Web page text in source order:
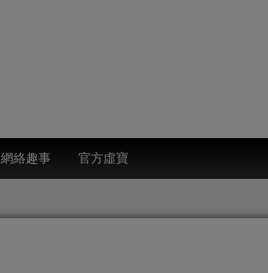
網絡趣事 官方虛寶